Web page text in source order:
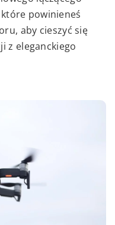
powinieneś
aby cieszyć się
z eleganckiego